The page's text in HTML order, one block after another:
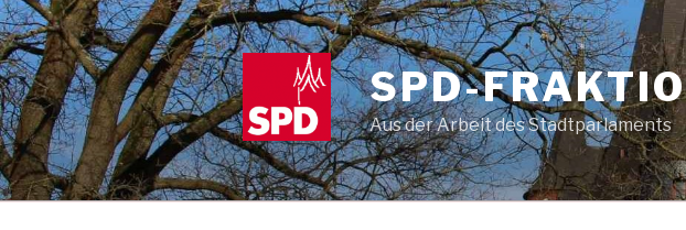
Zum
Inhalt
springen
SPD-
Aus der Arbeit des Stadtparlaments